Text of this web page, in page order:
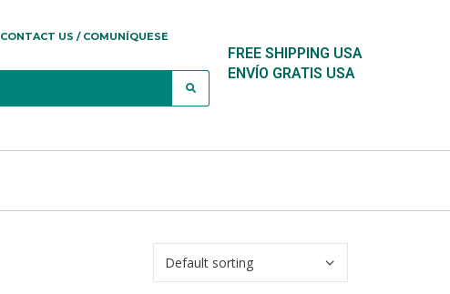
CONTACT US / COMUNÍQUESE
FREE SHIPPING USA
ENVÍO GRATIS USA